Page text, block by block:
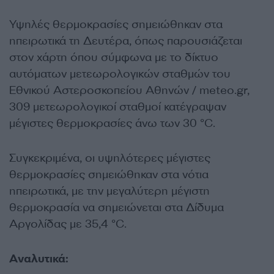
Υψηλές θερμοκρασίες σημειώθηκαν στα
ηπειρωτικά τη Δευτέρα, όπως παρουσιάζεται
στον χάρτη όπου σύμφωνα με το δίκτυο
αυτόματων μετεωρολογικών σταθμών του
Εθνικού Αστεροσκοπείου Αθηνών / meteo.gr,
309 μετεωρολογικοί σταθμοί κατέγραψαν
μέγιστες θερμοκρασίες άνω των 30 °C.
Συγκεκριμένα, οι υψηλότερες μέγιστες
θερμοκρασίες σημειώθηκαν στα νότια
ηπειρωτικά, με την μεγαλύτερη μέγιστη
θερμοκρασία να σημειώνεται στα Δίδυμα
Αργολίδας με 35,4 °C.
Αναλυτικά: